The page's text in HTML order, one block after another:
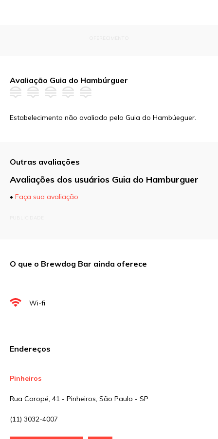
Avaliação Guia do Hambúrguer
Estabelecimento não avaliado pelo Guia do Hambúeguer.
Outras avaliações
Avaliações dos usuários Guia do Hamburguer
• Faça sua avaliação
Nome
Sua avaliação
O que o Brewdog Bar ainda oferece
Wi-fi
Endereços
Pinheiros
Rua Coropé, 41 - Pinheiros, São Paulo - SP
(11) 3032-4007